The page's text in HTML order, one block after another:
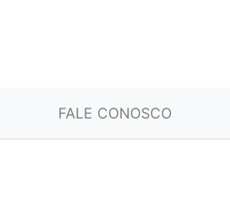
FALE CONOSCO